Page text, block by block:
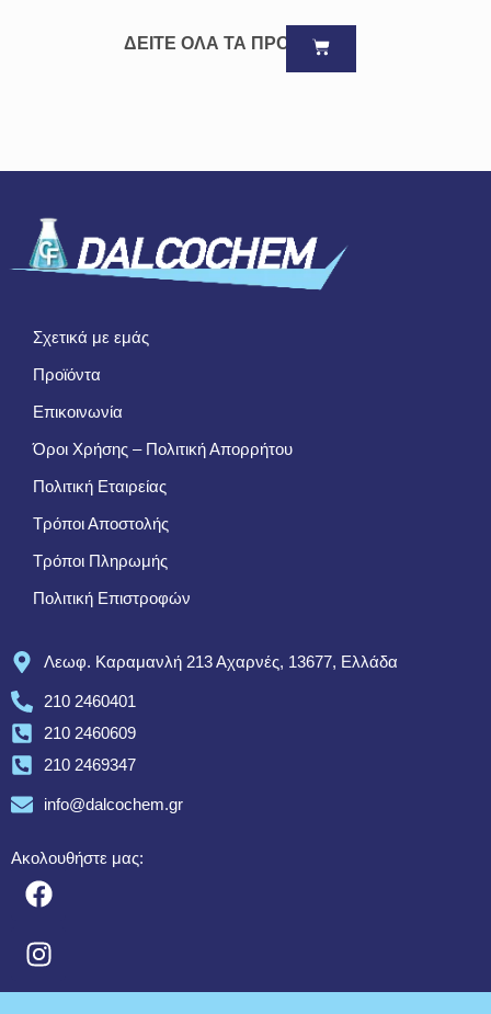
ΔΕΙΤΕ ΟΛΑ ΤΑ ΠΡΟΪΟΝΤΑ
Σχετικά με εμάς
Προϊόντα
Επικοινωνία
Όροι Χρήσης – Πολιτική Απορρήτου
Πολιτική Εταιρείας
Τρόποι Αποστολής
Τρόποι Πληρωμής
Πολιτική Επιστροφών
Λεωφ. Καραμανλή 213 Αχαρνές, 13677, Ελλάδα
210 2460401
210 2460609
210 2469347
info@dalcochem.gr
Ακολουθήστε μας: